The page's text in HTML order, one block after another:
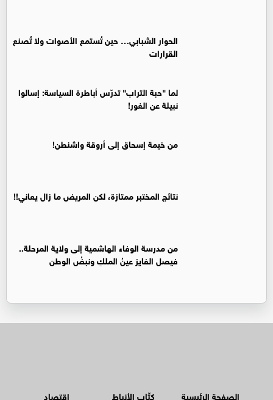
الحوار الشبابي… حين تُستمع الأصوات ولا تُصنع
القرارات
لما "حبة التراب" تدرّس أباطرة السياسة: إسالوا
نبيلة عن الغور!
من خيمة إسحاق إلى أروقة واشنطن!
نتائج المختبر ممتازة، لكن المريض ما زال يعاني!!
من مدرسة الوفاء الهاشمية إلى ولاية المرحلة..
فيصل الفايز عينُ الملكِ ونبضُ الوطن
الصفحة الرئيسية كتّاب الأنباط اقتصاد